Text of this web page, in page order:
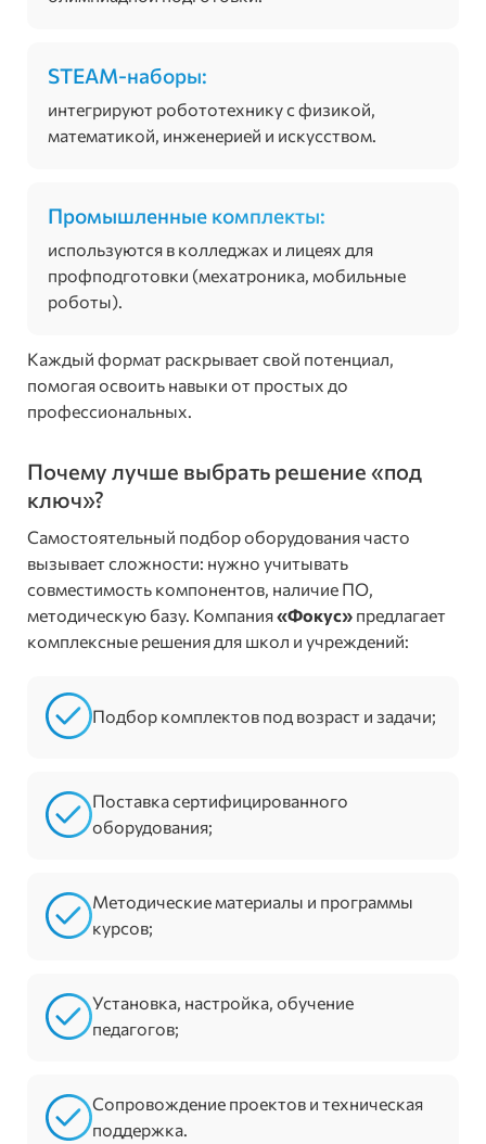
STEAM-наборы:
интегрируют робототехнику с физикой,
математикой, инженерией и искусством.
Промышленные комплекты:
используются в колледжах и лицеях для
профподготовки (мехатроника, мобильные
роботы).
Каждый формат раскрывает свой потенциал,
помогая освоить навыки от простых до
профессиональных.
Почему лучше выбрать решение «под
ключ»?
Самостоятельный подбор оборудования часто
вызывает сложности: нужно учитывать
совместимость компонентов, наличие ПО,
методическую базу. Компания«Фокус» предлагает
комплексные решения для школ и учреждений:
Подбор комплектов под возраст и задачи;
Поставка сертифицированного
оборудования;
Методические материалы и программы
курсов;
Установка, настройка, обучение
педагогов;
Сопровождение проектов и техническая
поддержка.